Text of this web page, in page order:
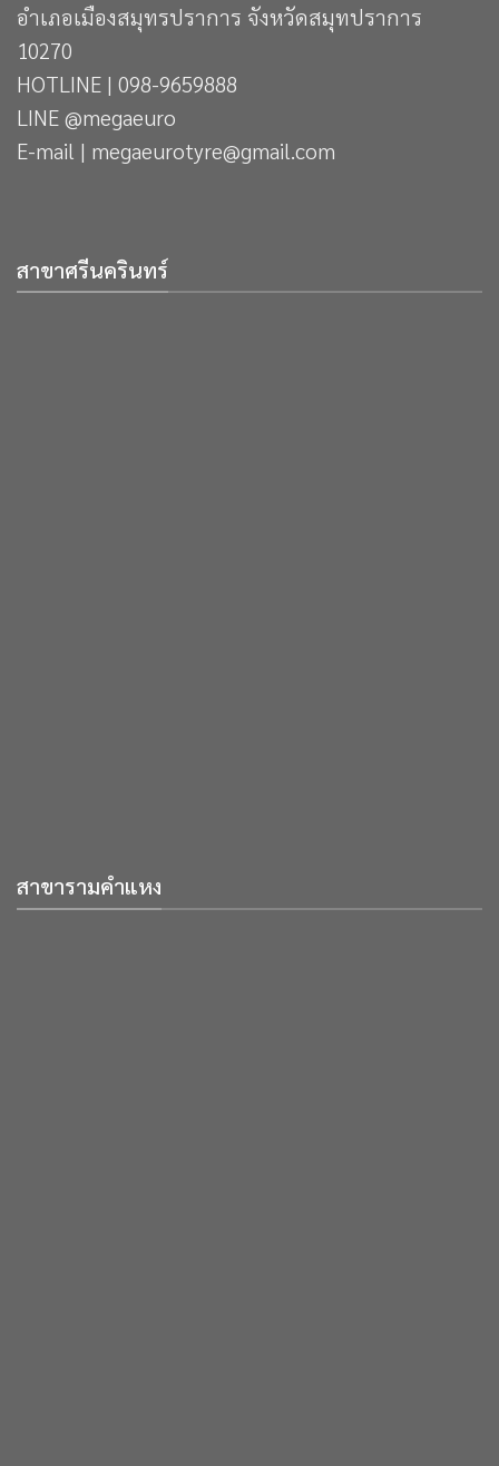
อำเภอเมืองสมุทรปราการ จังหวัดสมุทปราการ
10270
HOTLINE | 098-9659888
LINE @megaeuro
E-mail | megaeurotyre@gmail.com
สาขาศรีนครินทร์
สาขารามคำแหง